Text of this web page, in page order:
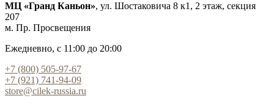
МЦ «Гранд Каньон», ул. Шостаковича 8 к1, 2 этаж, секция
207
м. Пр. Просвещения
Ежедневно, с 11:00 до 20:00
+7 (800) 505-97-67
+7 (921) 741-94-09
store@cilek-russia.ru